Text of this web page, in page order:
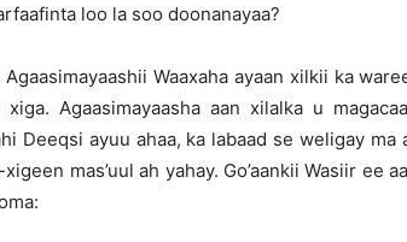
loo la soo doonanayaa?
Agaasimayaashii Waaxaha ayaan xilkii ka
Agaasimayaasha aan xilalka u
Deeqsi ayuu ahaa, ka labaad se weligay ma
mas’uul ah yahay. Go’aankii Wasiir ee